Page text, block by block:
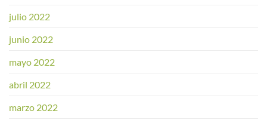
julio 2022
junio 2022
mayo 2022
abril 2022
marzo 2022